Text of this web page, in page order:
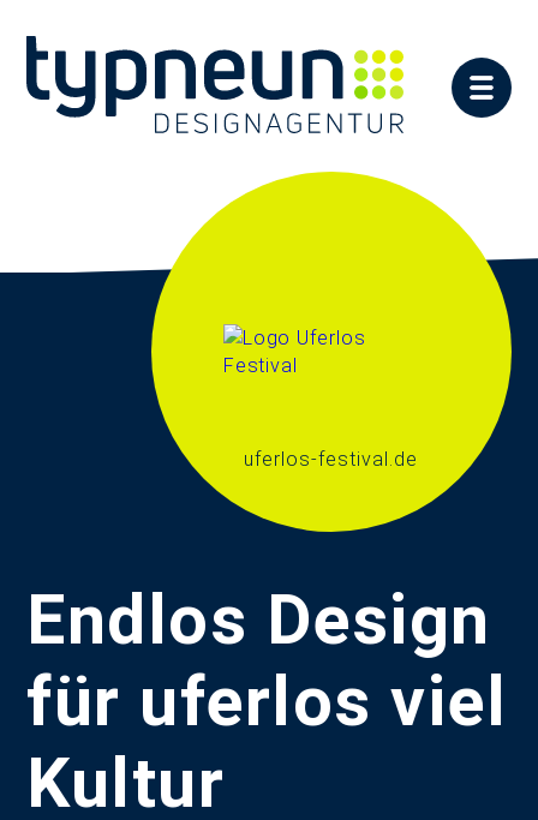
Endlos Design
für uferlos viel
Kultur
uferlos-festival.de